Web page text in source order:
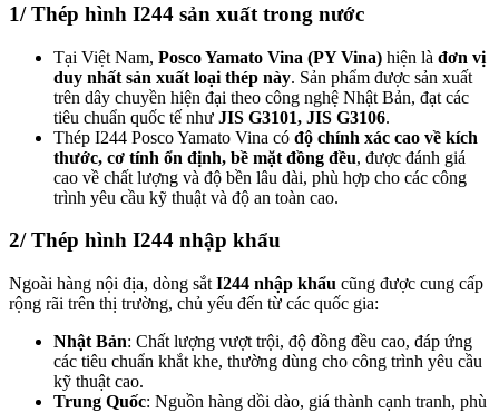
1/ Thép hình I244 sản xuất trong nước
Tại Việt Nam, Posco Yamato Vina (PY Vina) hiện là đơn vị
duy nhất sản xuất loại thép này. Sản phẩm được sản xuất
trên dây chuyền hiện đại theo công nghệ Nhật Bản, đạt các
tiêu chuẩn quốc tế như JIS G3101, JIS G3106.
Thép I244 Posco Yamato Vina có độ chính xác cao về kích
thước, cơ tính ổn định, bề mặt đồng đều, được đánh giá
cao về chất lượng và độ bền lâu dài, phù hợp cho các công
trình yêu cầu kỹ thuật và độ an toàn cao.
2/ Thép hình I244 nhập khẩu
Ngoài hàng nội địa, dòng sắt I244 nhập khẩu cũng được cung cấp
rộng rãi trên thị trường, chủ yếu đến từ các quốc gia:
Nhật Bản: Chất lượng vượt trội, độ đồng đều cao, đáp ứng
các tiêu chuẩn khắt khe, thường dùng cho công trình yêu cầu
kỹ thuật cao.
Trung Quốc: Nguồn hàng dồi dào, giá thành cạnh tranh, phù